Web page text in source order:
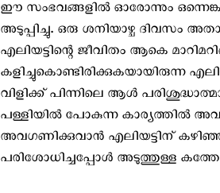
ഈ സംഭവങ്ങളില്‍ ഓരോന്നും
അടുപ്പിച്ചു. ഒരു ശനിയാഴ്ച ദിവസം
എലിയട്ടിന്റെ ജീവിതം ആകെ
കളിച്ചുകൊണ്ടിരിക്കുകയായിരുന്ന
വിളിക്ക് പിന്നിലെ ആള്‍
പള്ളിയില്‍ പോകുന്ന കാര്യത്തില്‍
അവഗണിക്കുവാന്‍ എലിയട്ടിന്
പരിശോധിച്ചപ്പോള്‍ അടുത്തുള്ള